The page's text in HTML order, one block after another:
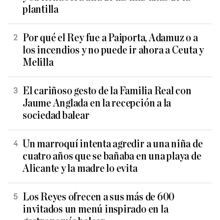
plantilla
Por qué el Rey fue a Paiporta, Adamuz o a
los incendios y no puede ir ahora a Ceuta y
Melilla
El cariñoso gesto de la Familia Real con
Jaume Anglada en la recepción a la
sociedad balear
Un marroquí intenta agredir a una niña de
cuatro años que se bañaba en una playa de
Alicante y la madre lo evita
Los Reyes ofrecen a sus más de 600
invitados un menú inspirado en la